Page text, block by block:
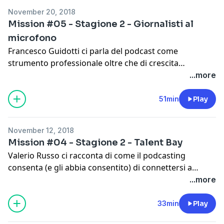
Background Music by Chris Zabriskie (personal mix).
nights_1
Spotify:
https://open.spotify.com/show/
si=2-qSOUkESymfAHutlwyhlg
iTunes:https://itunes.apple.com/it/podcast/border-
-
November 20, 2018
Mission #05 - Stagione 2 - Giornalisti al
microfono
Francesco Guidotti ci parla del podcast come
strumento professionale oltre che di crescita
personale e collettiva, e approfondisce strumenti e
Website:
al-microfono
Spotify:
https://open.spotify.com/show/
si=ukrxxmeJQRKTuGcKvMA9xQ
https://itunes.apple.com/it/podcast/giornalisti-
al-microfono/id1311462232
...more
51min Play
November 12, 2018
Mission #04 - Stagione 2 - Talent Bay
Valerio Russo ci racconta di come il podcasting
consenta (e gli abbia consentito) di connettersi a
persone di talento, e di rivoluzionare la propria vita
Website:
https://www.thetalentbay.com/podcast/
...more
33min Play